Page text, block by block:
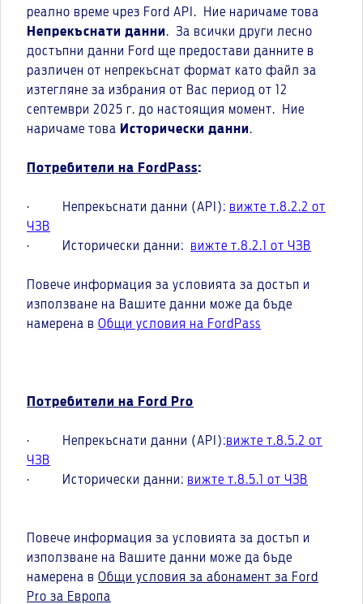
реално време чрез Ford API. Ние наричаме това
Непрекъснати данни. За всички други лесно
достъпни данни Ford ще предостави данните в
различен от непрекъснат формат като файл за
изтегляне за избрания от Вас период от 12
септември 2025 г. до настоящия момент. Ние
наричаме това Исторически данни.
Потребители на FordPass:
· Непрекъснати данни (API): вижте т.8.2.2 от
ЧЗВ
· Исторически данни:
вижте т.8.2.1 от ЧЗВ
Повече информация за условията за достъп и
използване на Вашите данни може да бъде
намерена в Общи условия на FordPass
Потребители на Ford Pro
· Непрекъснати данни (API):вижте т.8.5.2 от
ЧЗВ
· Исторически данни: вижте т.8.5.1 от ЧЗВ
Повече информация за условията за достъп и
използване на Вашите данни може да бъде
намерена в Общи условия за абонамент за Ford
Pro за Европа